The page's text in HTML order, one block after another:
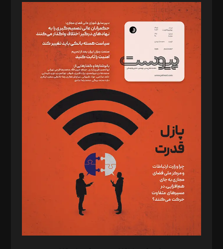
مدیر مسئول: محمدباقر اثنی‌عشری
سردبیر: مهرک محمودی
دبیر تحریریه: میثم قاسمی
د‌بیر ناداستان: سمانه سمیع
د‌بیر خدمت و تجارت: ابوالفضل رجبی
د‌بیر حقوق فناوری: حسام‌الدین ایپکچی
د‌بیر پیوست جهان: مینا پاکدل
د‌بیر تحریریه آنلاین: بابک نقاش
تحریریه‌: مجتبی محمود‌ی، آرش برهمند، یسنا امان‌پور، سروش کرمیان،
مصطفی مسجدی آرانی، ابوالفضل رجبی، زهرا فکرانه، فائزه فتحی
رستمی،مصطفی باستان
ویرایش: نگار استاد‌‌آقا
طراح یونیفرم: مجید توکلی
فیلمبرداری و عکاسی: امیر شفیعی، مانی لطفی زاده
گرافیک و صفحه‌آرایی: سید‌سبحان‌علی ثابت
مد‌یر توسعه تجاری: کامبیز برید‌
امور مالی: شاپور رهبری، محمد‌ کاظمی‌نیا